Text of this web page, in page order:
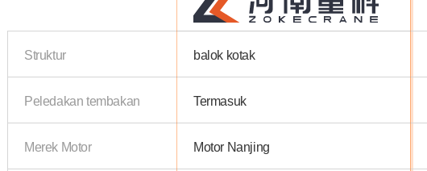
Struktur balok kotak
Peledakan tembakan Termasuk
Merek Motor Motor Nanjing